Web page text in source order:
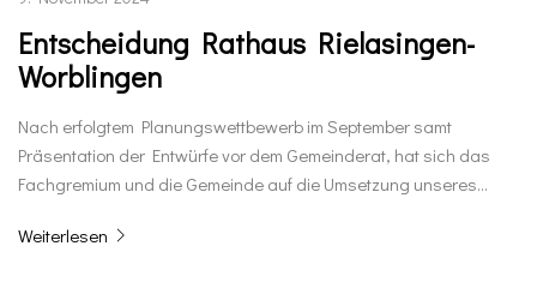
Entscheidung Rathaus Rielasingen-
Worblingen
Nach erfolgtem Planungswettbewerb im September samt
Präsentation der Entwürfe vor dem Gemeinderat, hat sich das
Fachgremium und die Gemeinde auf die Umsetzung unseres…
Weiterlesen